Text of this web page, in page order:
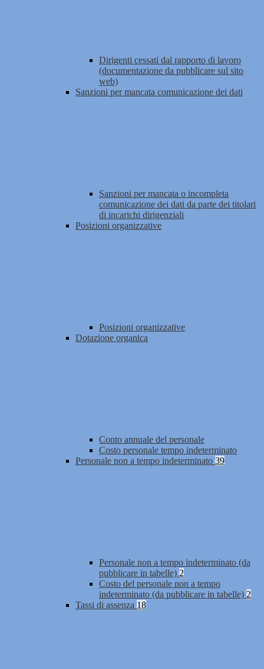
Dirigenti cessati dal rapporto di lavoro
(documentazione da pubblicare sul sito
web)
Sanzioni per mancata comunicazione dei dati
Sanzioni per mancata o incompleta
comunicazione dei dati da parte dei titolari
di incarichi dirigenziali
Posizioni organizzative
Posizioni organizzative
Dotazione organica
Conto annuale del personale
Costo personale tempo indeterminato
Personale non a tempo indeterminato 39
Personale non a tempo indeterminato (da
pubblicare in tabelle) 2
Costo del personale non a tempo
indeterminato (da pubblicare in tabelle) 2
Tassi di assenza 18